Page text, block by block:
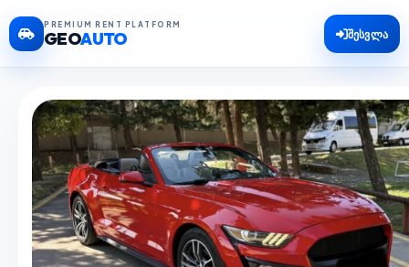
PREMIUM RENT PLATFORM
GEOAUTO შესვლა